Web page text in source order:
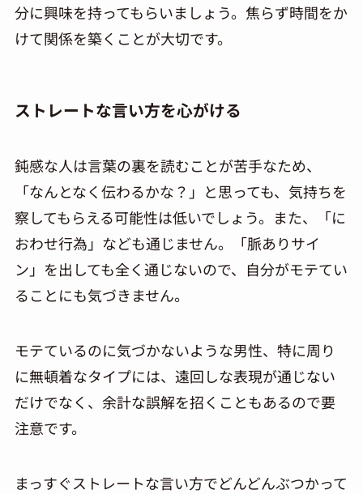
分に興味を持ってもらいましょう。焦らず時間をか
けて関係を築くことが大切です。
ストレートな言い方を心がける
鈍感な人は言葉の裏を読むことが苦手なため、
「なんとなく伝わるかな？」と思っても、気持ちを
察してもらえる可能性は低いでしょう。また、「に
おわせ行為」なども通じません。「脈ありサイ
ン」を出しても全く通じないので、自分がモテてい
ることにも気づきません。
モテているのに気づかないような男性、特に周り
に無頓着なタイプには、遠回しな表現が通じない
だけでなく、余計な誤解を招くこともあるので要
注意です。
まっすぐストレートな言い方でどんどんぶつかって